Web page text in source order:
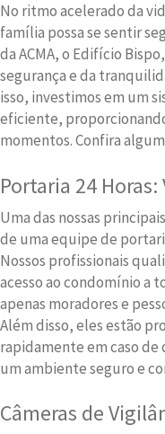
No ritmo acelerado da
família possa se sentir
da ACMA, o Edifício
segurança e da
isso, investimos em um
eficiente,
momentos. Confira
Portaria 24
Uma das nossas
de uma equipe de
Nossos profissionais
acesso ao condomínio a
apenas moradores e
Além disso, eles estão
rapidamente em caso
um ambiente seguro e
Câmeras de